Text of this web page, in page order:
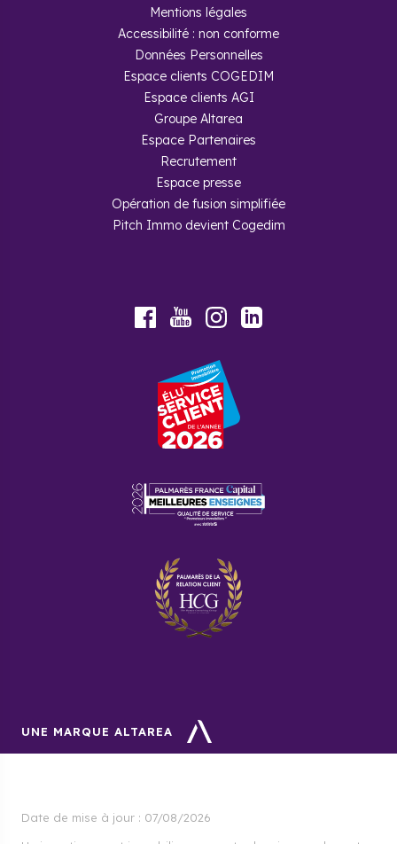
Mentions légales
Accessibilité : non conforme
Données Personnelles
Espace clients COGEDIM
Espace clients AGI
Groupe Altarea
Espace Partenaires
Recrutement
Espace presse
Opération de fusion simplifiée
Pitch Immo devient Cogedim
FacebookYoutubeInstagram
UNE MARQUE ALTAREA
Date de mise à jour : 07/08/2026